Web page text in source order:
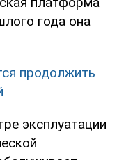
года она
продолжить
эксплуатации